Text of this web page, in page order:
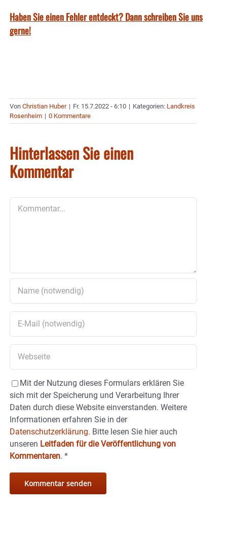
Haben Sie einen Fehler entdeckt? Dann schreiben Sie uns
gerne!
Von Christian Huber | Fr. 15.7.2022 - 6:10 | Kategorien: Landkreis
Rosenheim | 0 Kommentare
Hinterlassen Sie einen
Kommentar
Mit der Nutzung dieses Formulars erklären Sie
sich mit der Speicherung und Verarbeitung Ihrer
Daten durch diese Website einverstanden. Weitere
Informationen erfahren Sie in der
Datenschutzerklärung. Bitte lesen Sie hier auch
unseren Leitfaden für die Veröffentlichung von
Kommentaren. *